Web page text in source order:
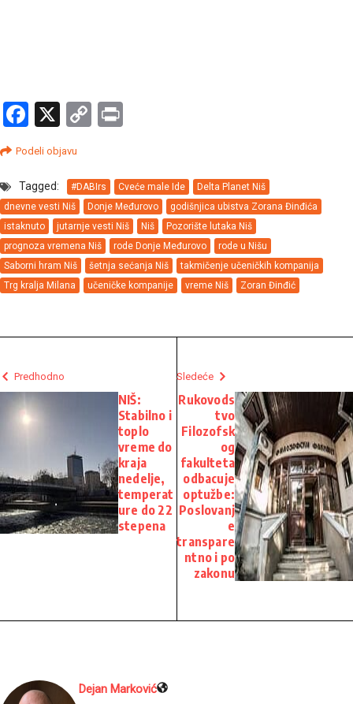
Facebook
X
Copy
Podeli objavu
Tagged: #DABIrs Cveće male Ide
Delta Planet Niš
dnevne vesti Niš
Donje Međurovo
godišnjica ubistva Zorana Đinđića
istaknuto
jutarnje vesti Niš Niš
Pozorište lutaka Niš
prognoza vremena Niš
rode Donje Međurovo
rode u Nišu
Saborni hram Niš
šetnja sećanja Niš
takmičenje učeničkih kompanija
Trg kralja Milana
učeničke kompanije vreme Niš Zoran Đinđić
Predhodno
NIŠ:
Stabilno i
toplo
vreme do
kraja
nedelje,
temperat
ure do 22
stepena
Sledeće
Rukovods
tvo
Filozofsk
og
fakulteta
odbacuje
optužbe:
Poslovanj
e
transpare
ntno i po
zakonu
Dejan Marković